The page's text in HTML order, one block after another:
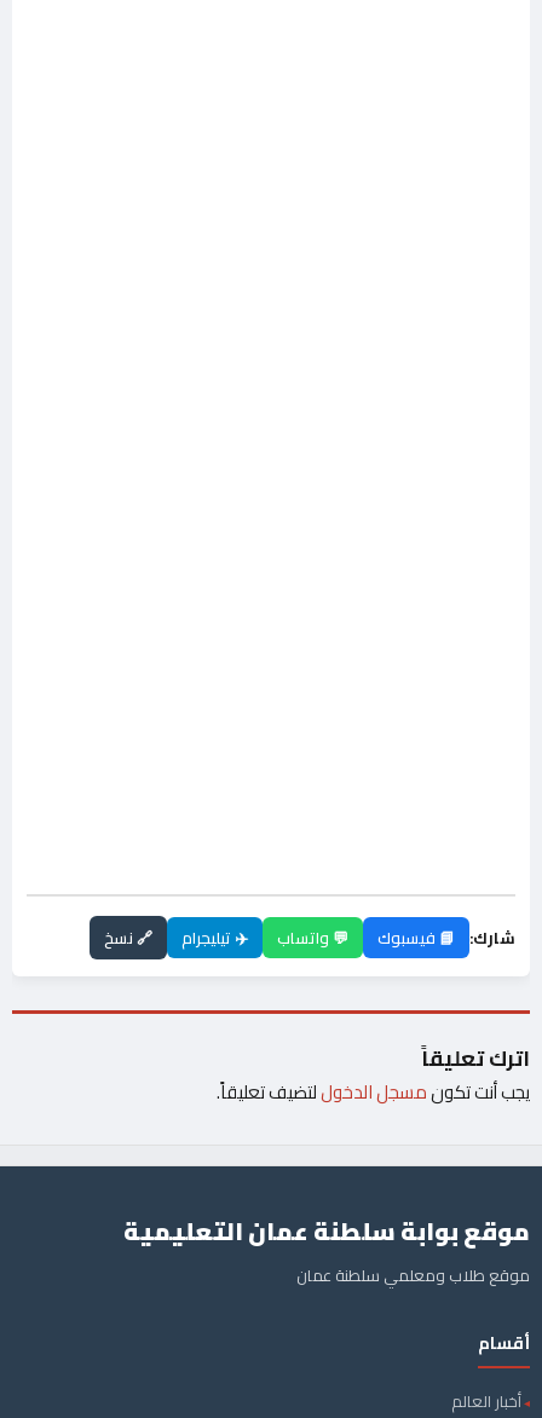
شارك: 📘 فيسبوك 💬 واتساب ✈️ تيليجرام 🔗 نسخ
اترك تعليقاً
يجب أنت تكونمسجل الدخوللتضيف تعليقاً.
موقع بوابة سلطنة عمان التعليمية
موقع طلاب ومعلمي سلطنة عمان
أقسام
أخبار العالم